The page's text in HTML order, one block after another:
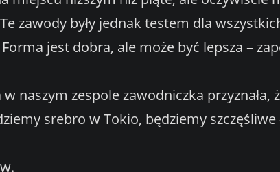
zawody były jednak testem dla
jest dobra, ale może być lepsza –
naszym zespole zawodniczka przyznała,
srebro w Tokio, będziemy szczęśliwe